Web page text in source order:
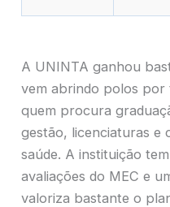
A UNINTA ganhou
vem abrindo polos por
quem procura
gestão, licenciaturas e
saúde. A instituição
avaliações do MEC e
valoriza bastante o